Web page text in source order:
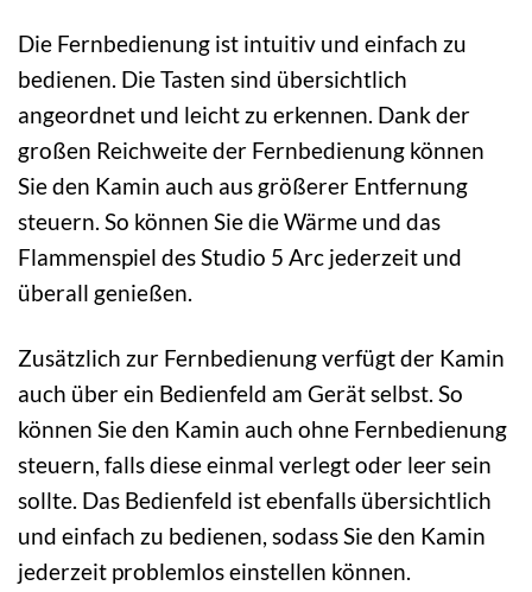
Die Fernbedienung ist intuitiv und einfach zu
bedienen. Die Tasten sind übersichtlich
angeordnet und leicht zu erkennen. Dank der
großen Reichweite der Fernbedienung können
Sie den Kamin auch aus größerer Entfernung
steuern. So können Sie die Wärme und das
Flammenspiel des Studio 5 Arc jederzeit und
überall genießen.
Zusätzlich zur Fernbedienung verfügt der Kamin
auch über ein Bedienfeld am Gerät selbst. So
können Sie den Kamin auch ohne Fernbedienung
steuern, falls diese einmal verlegt oder leer sein
sollte. Das Bedienfeld ist ebenfalls übersichtlich
und einfach zu bedienen, sodass Sie den Kamin
jederzeit problemlos einstellen können.